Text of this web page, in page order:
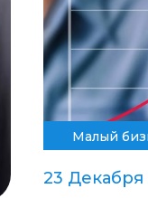
Малый
23 Декабря